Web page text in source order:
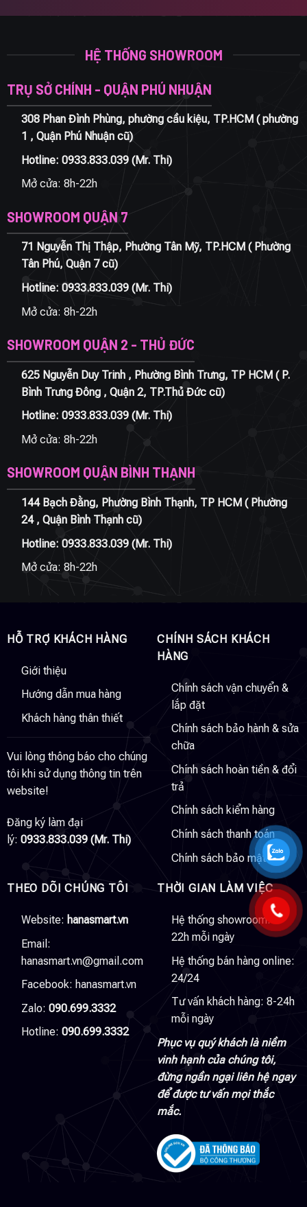
HỆ THỐNG SHOWROOM
TRỤ SỞ CHÍNH - QUẬN PHÚ NHUẬN
308 Phan Đình Phùng, phường cầu kiệu, TP.HCM ( phường
1 , Quận Phú Nhuận cũ)
Hotline: 0933.833.039(Mr. Thi)
Mở cửa: 8h-22h
SHOWROOM QUẬN 7
71 Nguyễn Thị Thập, Phường Tân Mỹ, TP.HCM ( Phường
Tân Phú, Quận 7 cũ)
Hotline: 0933.833.039(Mr. Thi)
Mở cửa: 8h-22h
SHOWROOM QUẬN 2 - THỦ ĐỨC
625 Nguyễn Duy Trinh , Phường Bình Trưng, TP HCM ( P.
Bình Trưng Đông , Quận 2, TP.Thủ Đức cũ)
Hotline: 0933.833.039(Mr. Thi)
Mở cửa: 8h-22h
SHOWROOM QUẬN BÌNH THẠNH
144 Bạch Đằng, Phường Bình Thạnh, TP HCM ( Phường
24 , Quận Bình Thạnh cũ)
Hotline: 0933.833.039(Mr. Thi)
Mở cửa: 8h-22h
HỖ TRỢ KHÁCH HÀNG
Giới thiệu
Hướng dẫn mua hàng
Khách hàng thân thiết
Vui lòng thông báo cho chúng
tôi khi sử dụng thông tin trên
website!
Đăng ký làm đại
lý: 0933.833.039 (Mr. Thi)
CHÍNH SÁCH KHÁCH
HÀNG
Chính sách vận chuyển &
lắp đặt
Chính sách bảo hành & sửa
chữa
Chính sách hoàn tiền & đổi
trả
Chính sách kiểm hàng
Chính sách thanh toán
Chính sách bảo mật
THEO DÕI CHÚNG TÔI
Website: hanasmart.vn
Email:
hanasmart.vn@gmail.com
Facebook: hanasmart.vn
Zalo: 090.699.3332
Hotline: 090.699.3332
THỜI GIAN LÀM VIỆC
Hệ thống showroom: 8-
22h mỗi ngày
Hệ thống bán hàng online:
24/24
Tư vấn khách hàng: 8-24h
mỗi ngày
Phục vụ quý khách là niềm
vinh hạnh của chúng tôi,
đừng ngần ngại liên hệ ngay
để được tư vấn mọi thắc
mắc.